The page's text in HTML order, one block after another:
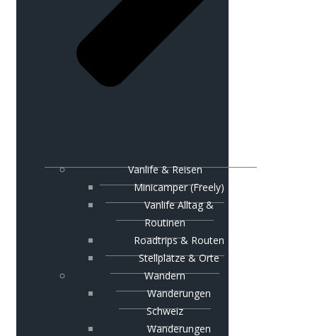
Vanlife & Reisen
Minicamper (Freely)
Vanlife Alltag &
Routinen
Roadtrips & Routen
Stellplätze & Orte
Wandern
Wanderungen
Schweiz
Wanderungen